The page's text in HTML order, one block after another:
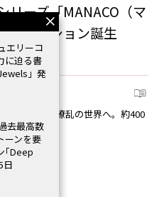
リーズ「MANACO（マ
コレクション誕生
ギメル） 百花繚乱の世界へ。約400
別展を開催
エリーコ
に迫る書
」発
去最高数
ーンを要
｢Deep
日